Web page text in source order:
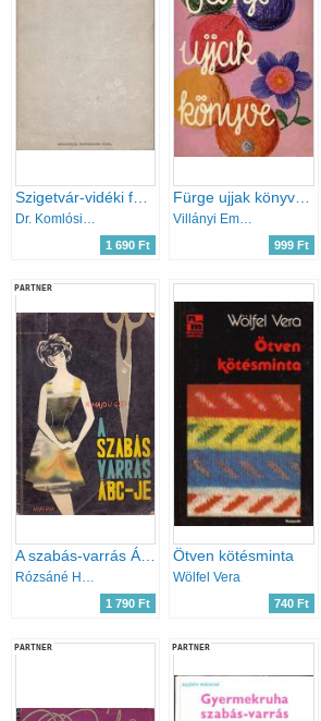
1 690 Ft 999 Ft
PARTNER
Rózsáné Hajdu Gizi
1 790 Ft
Ötven kötésminta
Wölfel Vera
740 Ft
PARTNER PARTNER